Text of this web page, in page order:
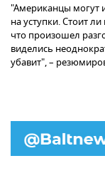
"Американцы могут
на уступки. Стоит
что произошел
виделись
убавит", –